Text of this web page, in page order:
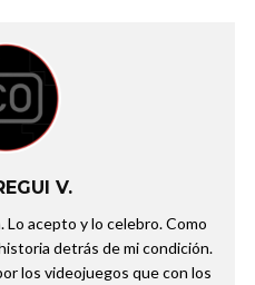
V.
Lo acepto y lo celebro. Como
detrás de mi condición.
los videojuegos que con los